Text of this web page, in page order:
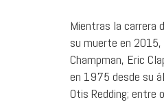
Mientras la carrera
su muerte en 2015,
Champman, Eric
en 1975 desde su
Otis Redding; entre